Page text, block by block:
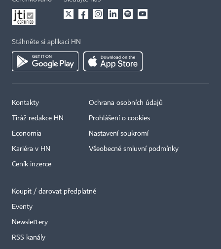
Stáhněte si aplikaci HN
Kontakty
Tiráž redakce HN
Economia
Kariéra v HN
Ceník inzerce
Ochrana osobních údajů
Prohlášení o cookies
Nastavení soukromí
Všeobecné smluvní podmínky
Koupit / darovat předplatné
Eventy
Newslettery
RSS kanály